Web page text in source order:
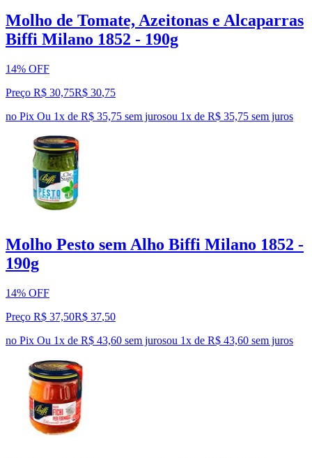
Molho de Tomate, Azeitonas e Alcaparras
Biffi Milano 1852 - 190g
14% OFF
Preço R$ 30,75R$ 30,75
no Pix Ou 1x de R$ 35,75 sem jurosou 1x de R$ 35,75 sem juros
Molho Pesto sem Alho Biffi Milano 1852 -
190g
14% OFF
Preço R$ 37,50R$ 37,50
no Pix Ou 1x de R$ 43,60 sem jurosou 1x de R$ 43,60 sem juros